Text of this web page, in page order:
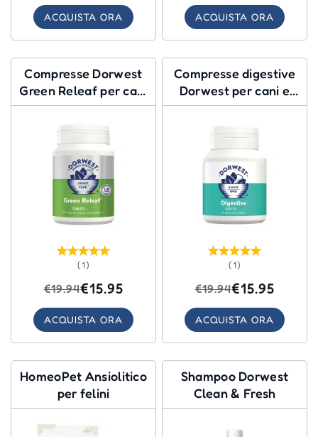
ACQUISTA ORA ACQUISTA ORA
Compresse Dorwest
Green Releaf per cani
e gatti
(1)
€19.94€15.95
ACQUISTA ORA
Compresse digestive
Dorwest per cani e
gatti
(1)
€19.94€15.95
ACQUISTA ORA
HomeoPet Ansiolitico
per felini
Shampoo Dorwest
Clean & Fresh